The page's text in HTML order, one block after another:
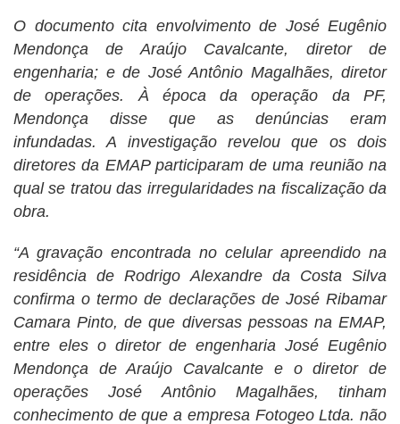
O documento cita envolvimento de José Eugênio
Mendonça de Araújo Cavalcante, diretor de
engenharia; e de José Antônio Magalhães, diretor
de operações. À época da operação da PF,
Mendonça disse que as denúncias eram
infundadas. A investigação revelou que os dois
diretores da EMAP participaram de uma reunião na
qual se tratou das irregularidades na fiscalização da
obra.
“A gravação encontrada no celular apreendido na
residência de Rodrigo Alexandre da Costa Silva
confirma o termo de declarações de José Ribamar
Camara Pinto, de que diversas pessoas na EMAP,
entre eles o diretor de engenharia José Eugênio
Mendonça de Araújo Cavalcante e o diretor de
operações José Antônio Magalhães, tinham
conhecimento de que a empresa Fotogeo Ltda. não